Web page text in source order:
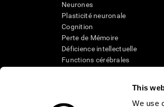
This
We use
Neurones
Plasticité neuronale
Cognition
Perte de Mémoire
Déficience intellectuelle
Functions cérébrales